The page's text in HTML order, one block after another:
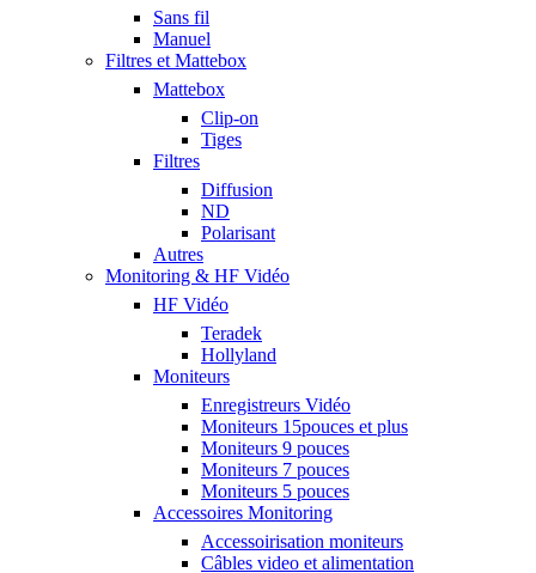
Sans fil
Manuel
Filtres et Mattebox
Mattebox
Clip-on
Tiges
Filtres
Diffusion
ND
Polarisant
Autres
Monitoring & HF Vidéo
HF Vidéo
Teradek
Hollyland
Moniteurs
Enregistreurs Vidéo
Moniteurs 15pouces et plus
Moniteurs 9 pouces
Moniteurs 7 pouces
Moniteurs 5 pouces
Accessoires Monitoring
Accessoirisation moniteurs
Câbles video et alimentation